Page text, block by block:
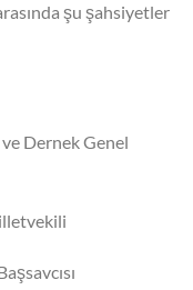
şu şahsiyetler
Dernek Genel